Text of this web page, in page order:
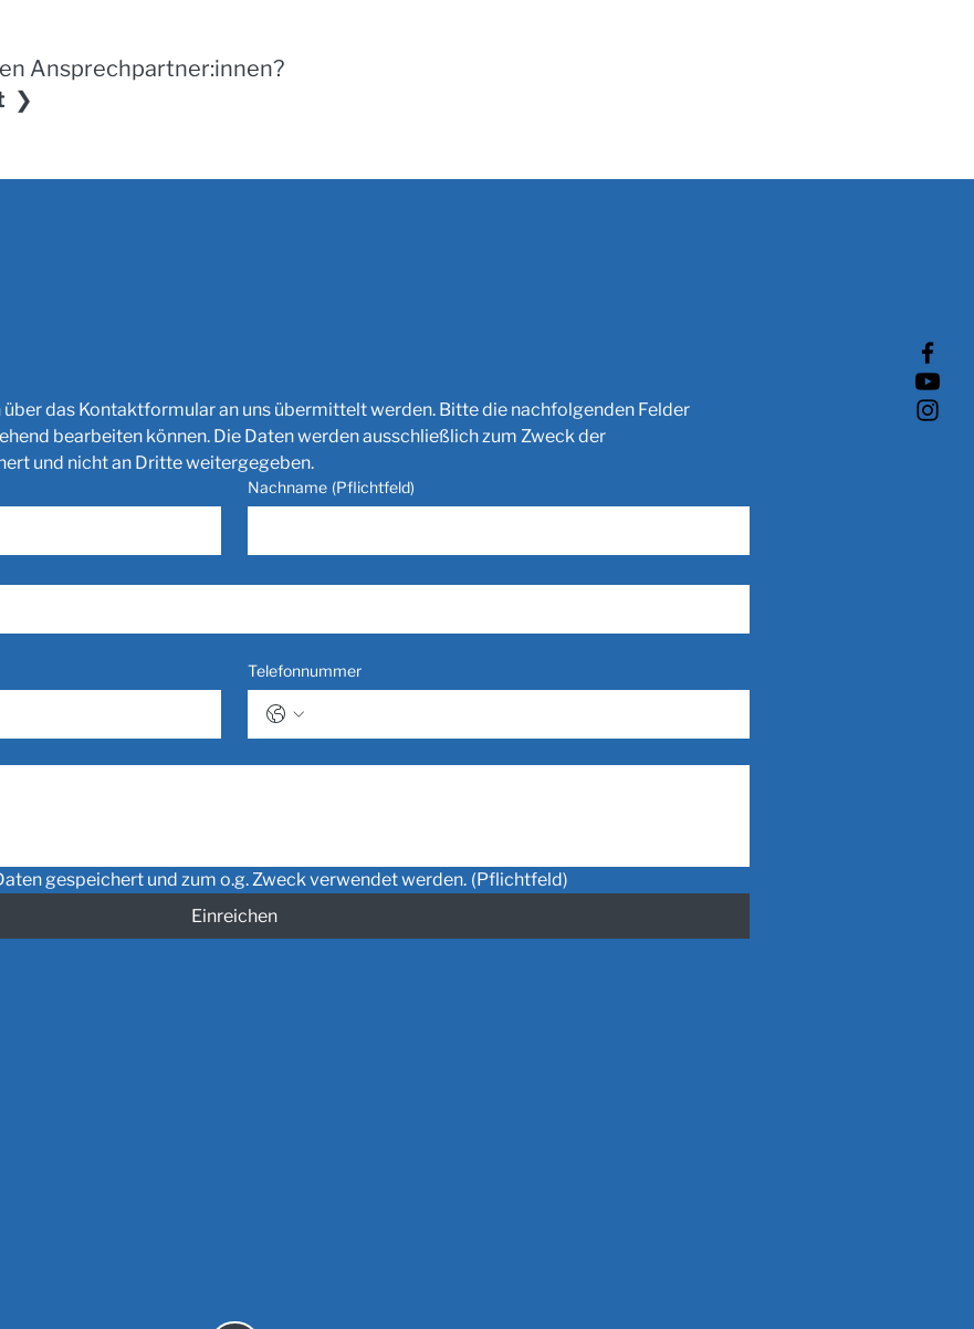
Ansprechpartner:innen?
❯
das Kontaktformular an uns übermittelt werden. Bitte die nachfolgenden Felder
bearbeiten können. Die Daten werden ausschließlich zum Zweck der
und nicht an Dritte weitergegeben.
Nachname (Pflichtfeld)
Telefonnummer
gespeichert und zum o.g. Zweck verwendet werden. (Pflichtfeld)
Einreichen